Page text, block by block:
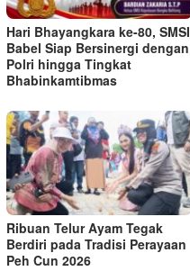
Hari Bhayangkara ke-80, SMSI
Babel Siap Bersinergi dengan
Polri hingga Tingkat
Bhabinkamtibmas
Ribuan Telur Ayam Tegak
Berdiri pada Tradisi Perayaan
Peh Cun 2026